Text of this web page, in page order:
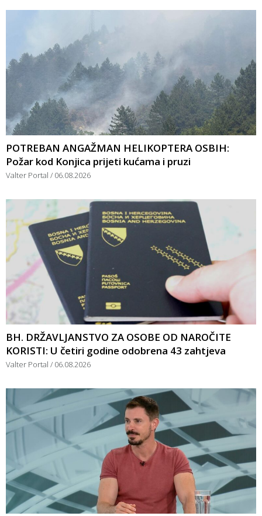
POTREBAN ANGAŽMAN HELIKOPTERA OSBIH:
Požar kod Konjica prijeti kućama i pruzi
Valter Portal 06.08.2026
BH. DRŽAVLJANSTVO ZA OSOBE OD NAROČITE
KORISTI: U četiri godine odobrena 43 zahtjeva
Valter Portal 06.08.2026